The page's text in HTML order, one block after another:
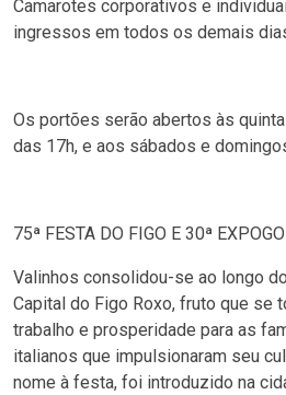
Camarotes corporativos e
ingressos em todos os demais
Os portões serão abertos às
das 17h, e aos sábados e
75ª FESTA DO FIGO E 30ª
Valinhos consolidou-se ao longo
Capital do Figo Roxo, fruto que se
trabalho e prosperidade para as
italianos que impulsionaram seu
nome à festa, foi introduzido na